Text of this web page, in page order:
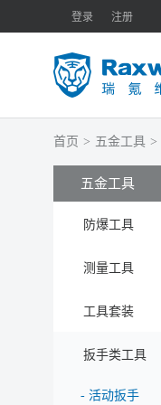
登录 注册
首页 > 五金工具 >
五金工具
防爆工具
测量工具
工具套装
扳手类工具
- 活动扳手